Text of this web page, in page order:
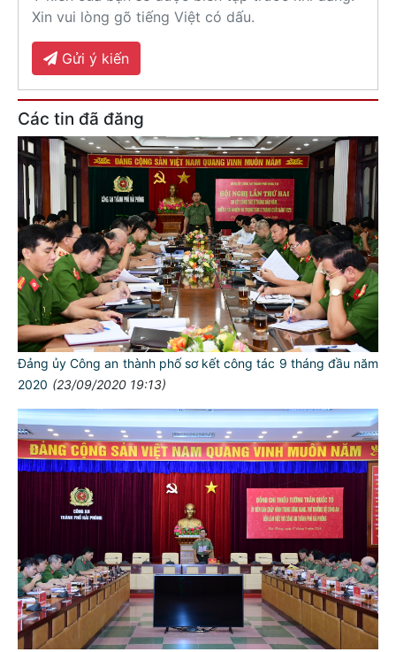
Xin vui lòng gõ tiếng Việt có dấu.
Gửi ý kiến
Các tin đã đăng
Đảng ủy Công an thành phố sơ kết công tác 9 tháng đầu năm
2020 (23/09/2020 19:13)